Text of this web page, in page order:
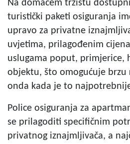
Na domaćem tržištu
turistički paketi osiguranja
upravo za privatne
uvjetima, prilagođenim
uslugama poput, primjerice,
objektu, što omogućuje brzu
onda kada je to
Police osiguranja za
se prilagoditi specifičnim
privatnog iznajmljivača, a